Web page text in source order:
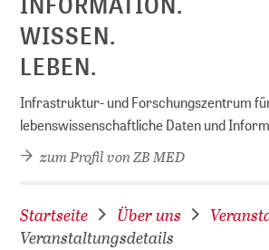
WISSEN.
LEBEN.
Infrastruktur- und Forschungszentrum
lebenswissenschaftliche Daten und
zum Profil von ZB MED
Startseite Über uns
Veranstaltungsdetails